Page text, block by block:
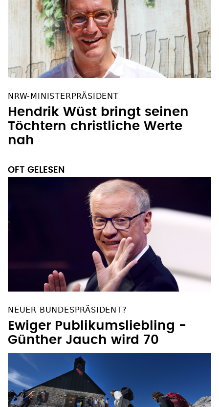
Hendrik Wüst bringt seinen
Töchtern christliche Werte
nah
Ewiger Publikumsliebling -
Günther Jauch wird 70